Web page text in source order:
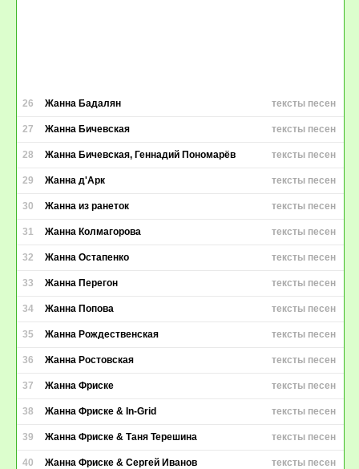
26 Жанна Бадалян тексты песен
27 Жанна Бичевская тексты песен
28 Жанна Бичевская, Геннадий Пономарёв тексты песен
29 Жанна д'Арк тексты песен
30 Жанна из ранеток тексты песен
31 Жанна Колмагорова тексты песен
32 Жанна Остапенко тексты песен
33 Жанна Перегон тексты песен
34 Жанна Попова тексты песен
35 Жанна Рождественская тексты песен
36 Жанна Ростовская тексты песен
37 Жанна Фриске тексты песен
38 Жанна Фриске & In-Grid тексты песен
39 Жанна Фриске & Таня Терешина тексты песен
40 Жанна Фриске & Сергей Иванов тексты песен